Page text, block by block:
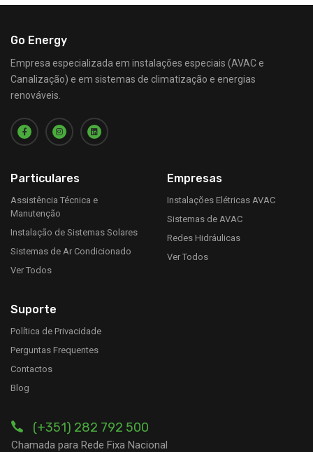
Go Energy
Empresa especializada em instalações especiais (AVAC e
Canalização) e em sistemas de climatização e energias
renováveis.
Particulares
Assistência Técnica e
Manutenção
Instalação de Sistemas Solares
Sistemas de Ar Condicionado
Ver Todos
Empresas
Instalações Elétricas AVAC
Sistemas de AVAC
Redes Hidráulicas
Ver Todos
Suporte
Política de Privacidade
Perguntas Frequentes
Contactos
Blog
(+351) 282 792 500
Chamada para Rede Fixa Nacional